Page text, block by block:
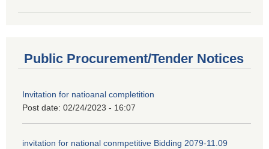
Public Procurement/Tender Notices
Invitation for natioanal completition
Post date: 02/24/2023 - 16:07
invitation for national conmpetitive Bidding 2079-11.09